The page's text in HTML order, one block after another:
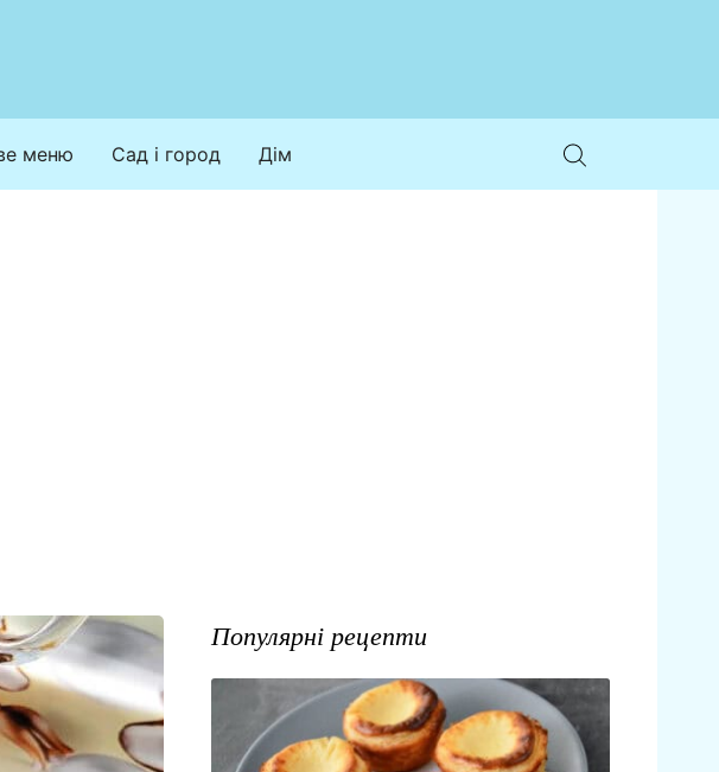
меню Сад і город Дім
Популярні рецепти